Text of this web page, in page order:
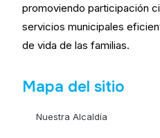
promoviendo participación
servicios municipales
de vida de las familias.
Mapa del sitio
Nuestra Alcaldía